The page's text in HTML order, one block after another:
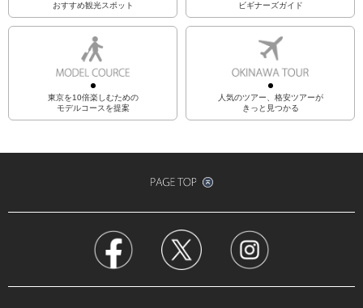
おすすめ観光スポット
ビギナーズガイド
東京を10倍楽しむための
モデルコースを提案
人気のツアー、格安ツアーが
きっと見つかる